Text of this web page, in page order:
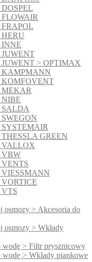
FLOWAIR
FRAPOL
HERU
INNE
JUWENT
JUWENT > OPTIMAX
KAMPMANN
KOMFOVENT
MEKAR
NIBE
SALDA
SWEGON
SYSTEMAIR
THESSLA GREEN
VALLOX
VBW
VENTS
VIESSMANN
VORTICE
VTS
> Akcesoria do
> Wkłady
> Filtr prysznicowy
> Wkłady piankowe